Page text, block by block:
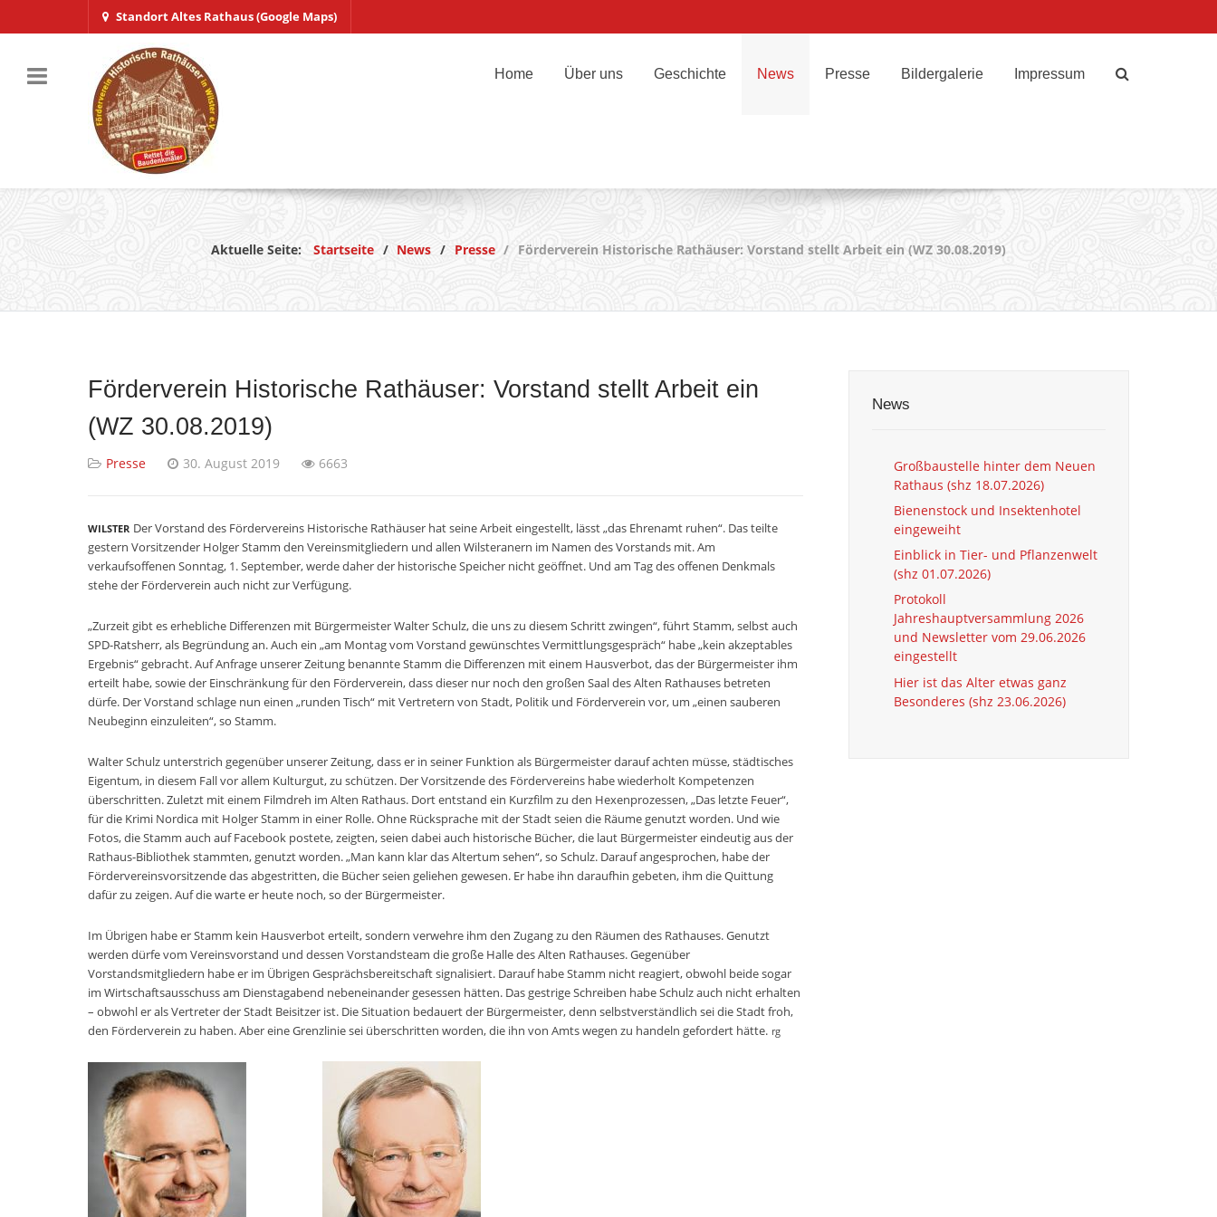
Standort Altes Rathaus (Google Maps)
Home Über uns Geschichte News Presse Bildergalerie Impressum
Aktuelle Seite: Startseite News Presse Förderverein Historische Rathäuser: Vorstand stellt Arbeit ein (WZ 30.08.2019)
Förderverein Historische Rathäuser: Vorstand stellt Arbeit ein
(WZ 30.08.2019)
Presse 30. August 2019 6663
WILSTER Der Vorstand des Fördervereins Historische Rathäuser hat seine Arbeit eingestellt, lässt „das Ehrenamt ruhen“. Das teilte
gestern Vorsitzender Holger Stamm den Vereinsmitgliedern und allen Wilsteranern im Namen des Vorstands mit. Am
verkaufsoffenen Sonntag, 1. September, werde daher der historische Speicher nicht geöffnet. Und am Tag des offenen Denkmals
stehe der Förderverein auch nicht zur Verfügung.
„Zurzeit gibt es erhebliche Differenzen mit Bürgermeister Walter Schulz, die uns zu diesem Schritt zwingen“, führt Stamm, selbst auch
SPD-Ratsherr, als Begründung an. Auch ein „am Montag vom Vorstand gewünschtes Vermittlungsgespräch“ habe „kein akzeptables
Ergebnis“ gebracht. Auf Anfrage unserer Zeitung benannte Stamm die Differenzen mit einem Hausverbot, das der Bürgermeister ihm
erteilt habe, sowie der Einschränkung für den Förderverein, dass dieser nur noch den großen Saal des Alten Rathauses betreten
dürfe. Der Vorstand schlage nun einen „runden Tisch“ mit Vertretern von Stadt, Politik und Förderverein vor, um „einen sauberen
Neubeginn einzuleiten“, so Stamm.
Walter Schulz unterstrich gegenüber unserer Zeitung, dass er in seiner Funktion als Bürgermeister darauf achten müsse, städtisches
Eigentum, in diesem Fall vor allem Kulturgut, zu schützen. Der Vorsitzende des Fördervereins habe wiederholt Kompetenzen
überschritten. Zuletzt mit einem Filmdreh im Alten Rathaus. Dort entstand ein Kurzfilm zu den Hexenprozessen, „Das letzte Feuer“,
für die Krimi Nordica mit Holger Stamm in einer Rolle. Ohne Rücksprache mit der Stadt seien die Räume genutzt worden. Und wie
Fotos, die Stamm auch auf Facebook postete, zeigten, seien dabei auch historische Bücher, die laut Bürgermeister eindeutig aus der
Rathaus-Bibliothek stammten, genutzt worden. „Man kann klar das Altertum sehen“, so Schulz. Darauf angesprochen, habe der
Fördervereinsvorsitzende das abgestritten, die Bücher seien geliehen gewesen. Er habe ihn daraufhin gebeten, ihm die Quittung
dafür zu zeigen. Auf die warte er heute noch, so der Bürgermeister.
Im Übrigen habe er Stamm kein Hausverbot erteilt, sondern verwehre ihm den Zugang zu den Räumen des Rathauses. Genutzt
werden dürfe vom Vereinsvorstand und dessen Vorstandsteam die große Halle des Alten Rathauses. Gegenüber
Vorstandsmitgliedern habe er im Übrigen Gesprächsbereitschaft signalisiert. Darauf habe Stamm nicht reagiert, obwohl beide sogar
im Wirtschaftsausschuss am Dienstagabend nebeneinander gesessen hätten. Das gestrige Schreiben habe Schulz auch nicht erhalten
– obwohl er als Vertreter der Stadt Beisitzer ist. Die Situation bedauert der Bürgermeister, denn selbstverständlich sei die Stadt froh,
den Förderverein zu haben. Aber eine Grenzlinie sei überschritten worden, die ihn von Amts wegen zu handeln gefordert hätte. rg
News
Großbaustelle hinter dem Neuen
Rathaus (shz 18.07.2026)
Bienenstock und Insektenhotel
eingeweiht
Einblick in Tier- und Pflanzenwelt
(shz 01.07.2026)
Protokoll
Jahreshauptversammlung 2026
und Newsletter vom 29.06.2026
eingestellt
Hier ist das Alter etwas ganz
Besonderes (shz 23.06.2026)